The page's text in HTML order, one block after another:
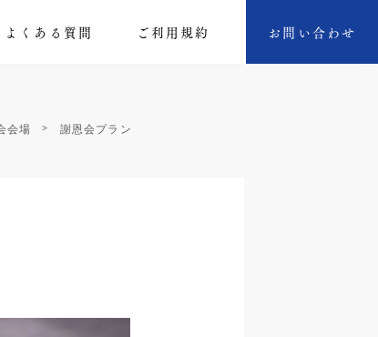
よくある質問 ご利⽤規約 お問い合わせ
会場 謝恩会プラン